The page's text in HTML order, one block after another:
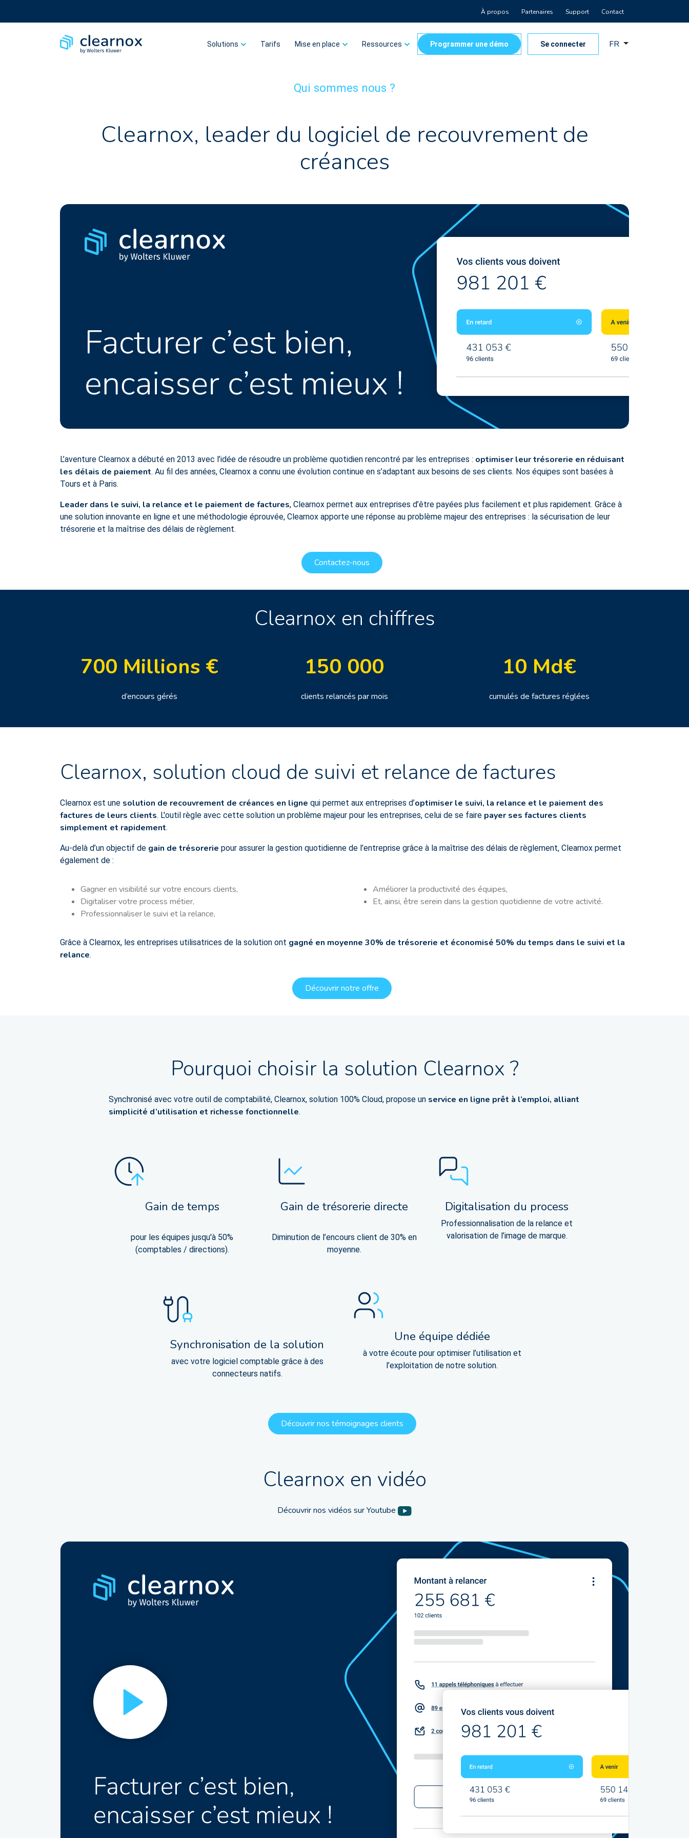
À propos Partenaires Support Contact
Solutions Tarifs Mise en place Ressources Programmer une démo Se connecter FR
Qui sommes nous ?
Clearnox, leader du logiciel de recouvrement de
créances
L’aventure Clearnox a débuté en 2013 avec l’idée de résoudre un problème quotidien rencontré par les entreprises : optimiser leur trésorerie en réduisant
les délais de paiement. Au fil des années, Clearnox a connu une évolution continue en s’adaptant aux besoins de ses clients. Nos équipes sont basées à
Tours et à Paris.
Leader dans le suivi, la relance et le paiement de factures, Clearnox permet aux entreprises d’être payées plus facilement et plus rapidement. Grâce à
une solution innovante en ligne et une méthodologie éprouvée, Clearnox apporte une réponse au problème majeur des entreprises : la sécurisation de leur
trésorerie et la maîtrise des délais de règlement.
Contactez-nous
Clearnox en chiffres
700 Millions €
d’encours gérés
150 000
clients relancés par mois
10 Md€
cumulés de factures réglées
Clearnox, solution cloud de suivi et relance de factures
Clearnox est une solution de recouvrement de créances en ligne qui permet aux entreprises d’optimiser le suivi, la relance et le paiement des
factures de leurs clients. L'outil règle avec cette solution un problème majeur pour les entreprises, celui de se faire payer ses factures clients
simplement et rapidement.
Au-delà d’un objectif de gain de trésorerie pour assurer la gestion quotidienne de l’entreprise grâce à la maîtrise des délais de règlement, Clearnox permet
également de :
Gagner en visibilité sur votre encours clients,
Digitaliser votre process métier,
Professionnaliser le suivi et la relance,
Améliorer la productivité des équipes,
Et, ainsi, être serein dans la gestion quotidienne de votre activité.
Grâce à Clearnox, les entreprises utilisatrices de la solution ont gagné en moyenne 30% de trésorerie et économisé 50% du temps dans le suivi et la
relance.
Découvrir notre offre
Pourquoi choisir la solution Clearnox ?
Synchronisé avec votre outil de comptabilité, Clearnox, solution 100% Cloud, propose un service en ligne prêt à l’emploi, alliant
simplicité d’utilisation et richesse fonctionnelle.
Gain de temps
pour les équipes jusqu'à 50%​​
(comptables / directions).
Gain de trésorerie directe​
Diminution de​ l’encours client de 30%​ en
moyenne​.
Digitalisation du process
Professionnalisation de la relance et
valorisation de l’image de marque​.
Synchronisation de la solution
avec votre logiciel comptable grâce à des
connecteurs natifs.
Une équipe dédiée
à votre écoute pour optimiser l’utilisation et
l’exploitation de notre solution.
Découvrir nos témoignages clients
Clearnox en vidéo
Découvrir nos vidéos sur Youtube